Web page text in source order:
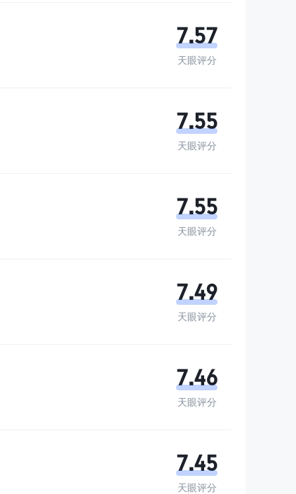
7.57
天眼评分
7.55
天眼评分
7.55
天眼评分
7.49
天眼评分
7.46
天眼评分
7.45
天眼评分